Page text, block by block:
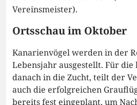
Vereinsmeister).
Ortsschau im Oktober
Kanarienvögel werden in der
Lebensjahr ausgestellt. Für die
danach in die Zucht, teilt der
auch die erfolgreichen
bereits fest eingeplant, um